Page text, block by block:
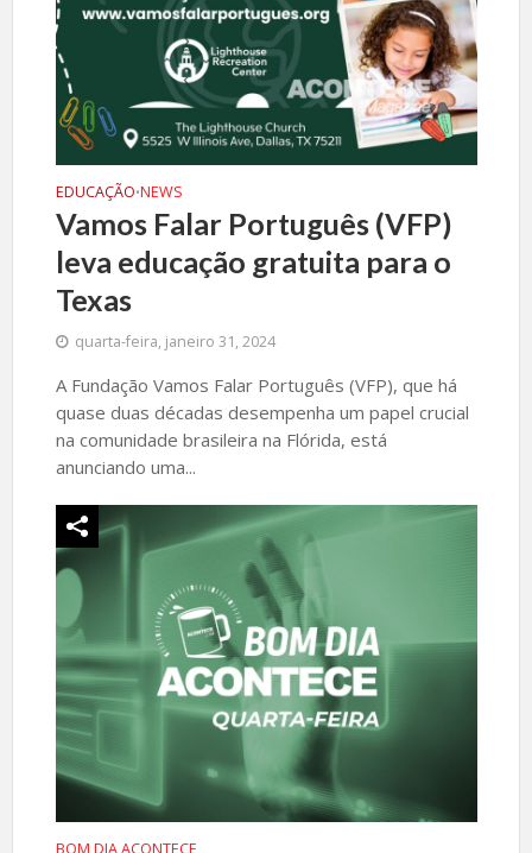
EDUCAÇÃO•NEWS
Vamos Falar Português (VFP)
leva educação gratuita para o
Texas
quarta-feira, janeiro 31, 2024
A Fundação Vamos Falar Português (VFP), que há
quase duas décadas desempenha um papel crucial
na comunidade brasileira na Flórida, está
anunciando uma...
BOM DIA ACONTECE